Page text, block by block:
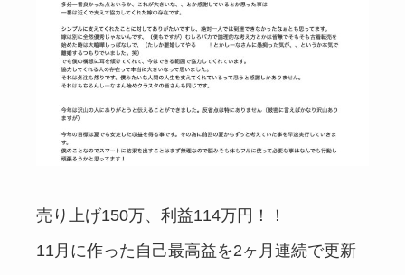
売り上げ150万、利益114万円！！
11月に作った自己最高益を2ヶ月連続で更新